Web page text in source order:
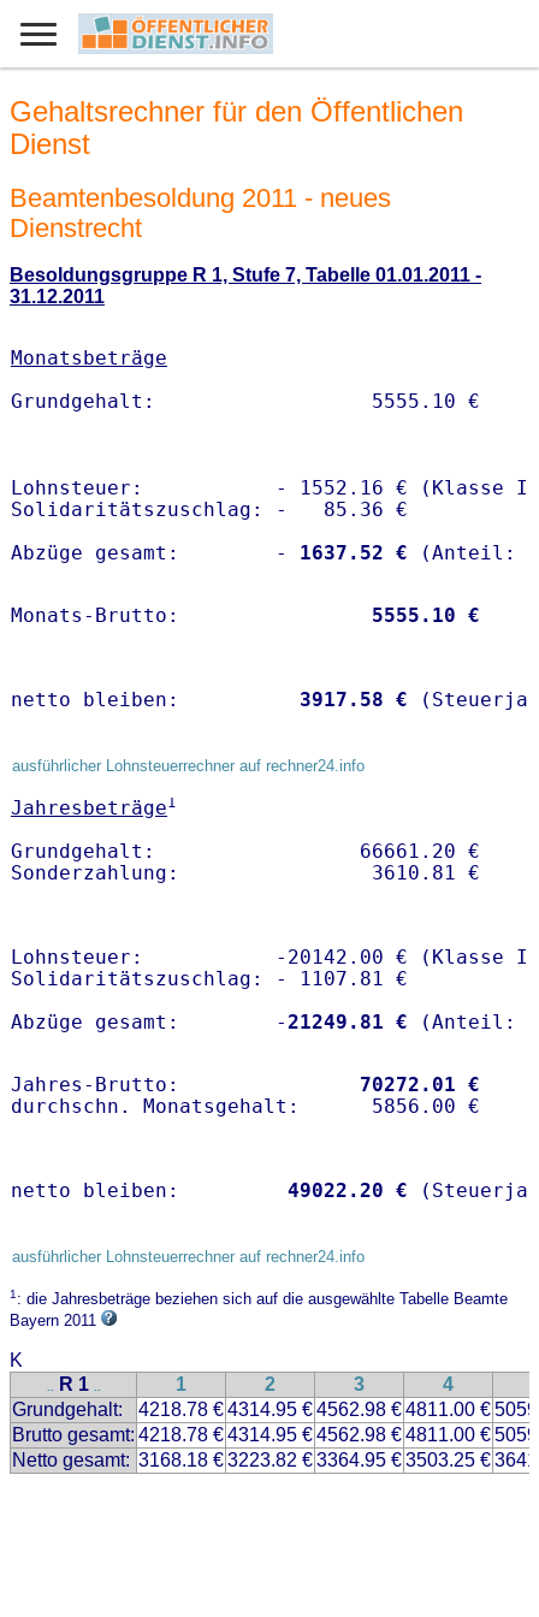
Gehaltsrechner für den Öffentlichen
Dienst
Beamtenbesoldung 2011 - neues
Dienstrecht
Besoldungsgruppe R 1, Stufe 7, Tabelle 01.01.2011 -
31.12.2011
Monatsbeträge
Lohnsteuer:           - 1552.16 € (Klasse I)
Solidaritätszuschlag: -   85.36 €
Abzüge gesamt:        -
1637.52 €
Monats-Brutto: 5555.10 €
netto bleiben: 3917.58 €
ausführlicher Lohnsteuerrechner auf rechner24.info
Jahresbeträge1
Grundgehalt:                 66661.20 €
Lohnsteuer:           -20142.00 € (Klasse I)
Solidaritätszuschlag: - 1107.81 €
Abzüge gesamt:        -21249.81 €
Jahres-Brutto: 70272.01 €
netto bleiben: 49022.20 €
ausführlicher Lohnsteuerrechner auf rechner24.info
1: die Jahresbeträge beziehen sich auf die ausgewählte Tabelle Beamte
Bayern 2011
K
.. R 1 .. 1 2 3 4
Grundgehalt:
4218.78 €4314.95 €4562.98 €4811.00 €
Brutto gesamt: 4218.78 €4314.95 €4562.98 €4811.00 €
Netto gesamt: 3168.18 €3223.82 €3364.95 €3503.25 €